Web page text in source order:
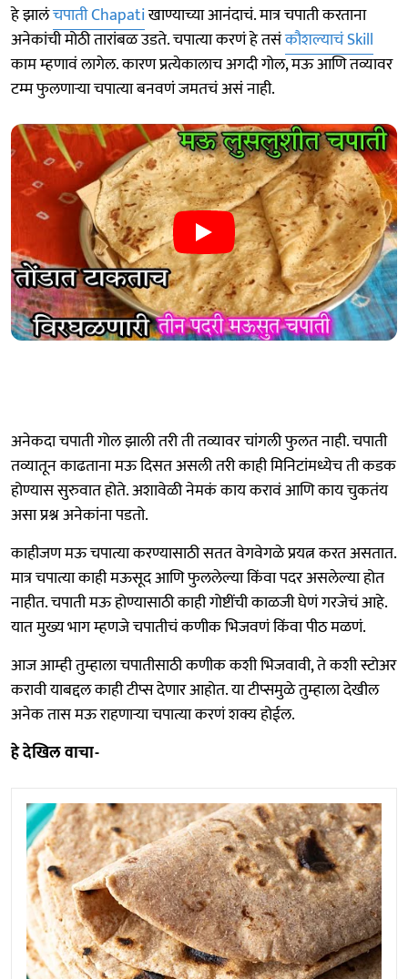
हे झालंचपाती Chapatiखाण्याच्या आनंदाचं. मात्र चपाती करताना
अनेकांची मोठी तारांबळ उडते. चपात्या करणं हे तसंकौशल्याचं Skill
काम म्हणावं लागेल. कारण प्रत्येकालाच अगदी गोल, मऊ आणि तव्यावर
टम्म फुलणाऱ्या चपात्या बनवणं जमतचं असं नाही.
अनेकदा चपाती गोल झाली तरी ती तव्यावर चांगली फुलत नाही. चपाती
तव्यातून काढताना मऊ दिसत असली तरी काही मिनिटांमध्येच ती कडक
होण्यास सुरुवात होते. अशावेळी नेमकं काय करावं आणि काय चुकतंय
असा प्रश्न अनेकांना पडतो.
काहीजण मऊ चपात्या करण्यासाठी सतत वेगवेगळे प्रयत्न करत असतात.
मात्र चपात्या काही मऊसूद आणि फुललेल्या किंवा पदर असलेल्या होत
नाहीत. चपाती मऊ होण्यासाठी काही गोष्टींची काळजी घेणं गरजेचं आहे.
यात मुख्य भाग म्हणजे चपातीचं कणीक भिजवणं किंवा पीठ मळणं.
आज आम्ही तुम्हाला चपातीसाठी कणीक कशी भिजवावी, ते कशी स्टोअर
करावी याबद्दल काही टीप्स देणार आहोत. या टीप्समुळे तुम्हाला देखील
अनेक तास मऊ राहणाऱ्या चपात्या करणं शक्य होईल.
हे देखिल वाचा-